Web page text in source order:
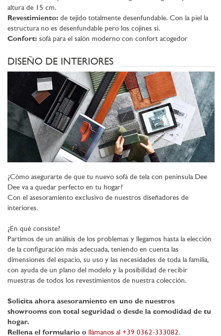
altura de 15 cm.
Revestimiento: de tejido totalmente desenfundable. Con la piel la
estructura no es desenfundable pero los cojines si.
Confort: sofá para el salón moderno con confort acogedor
DISEÑO DE INTERIORES
¿Cómo asegurarte de que tu nuevo sofá de tela con peninsula Dee
Dee va a quedar perfecto en tu hogar?
Con el asesoramiento exclusivo de nuestros diseñadores de
interiores.
¿En qué consiste?
Partimos de un análisis de los problemas y llegamos hasta la elección
de la configuración más adecuada, teniendo en cuenta las
dimensiones del espacio, su uso y las necesidades de toda la familia,
con ayuda de un plano del modelo y la posibilidad de recibir
muestras de todos los revestimientos de nuestra colección.
Solicita ahora asesoramiento en uno de nuestros
showrooms con total seguridad o desde la comodidad de tu
hogar.
Rellena el formulario o
llámanos al +39 0362-333082.